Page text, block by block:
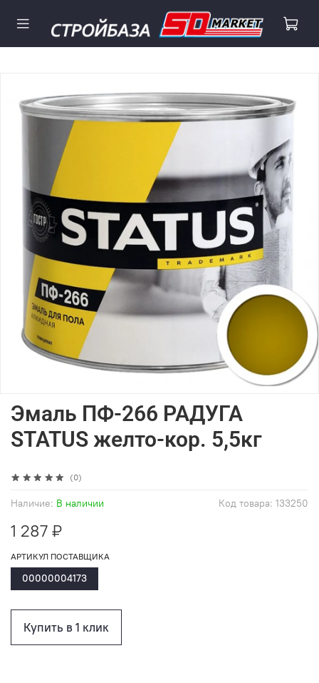
(0)
Код товара: 133250
Наличие: В наличии
Эмаль ПФ-266 РАДУГА
STATUS желто-кор. 5,5кг
1 287 ₽
Купить в 1 клик
АРТИКУЛ ПОСТАВЩИКА
00000004173